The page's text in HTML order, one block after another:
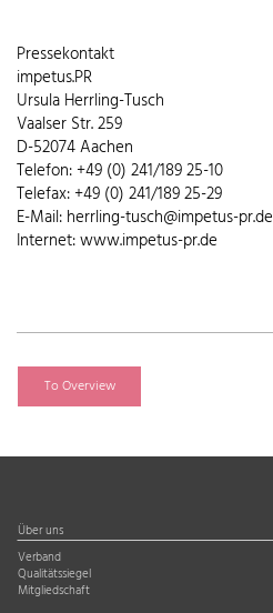
Pressekontakt
impetus.PR
Ursula Herrling-Tusch
Vaalser Str. 259
D-52074 Aachen
Telefon: +49 (0) 241/189 25-10
Telefax: +49 (0) 241/189 25-29
E-Mail: herrling-tusch@impetus-pr.de
Internet: www.impetus-pr.de
To Overview
Über uns
Verband
Qualitätssiegel
Mitgliedschaft